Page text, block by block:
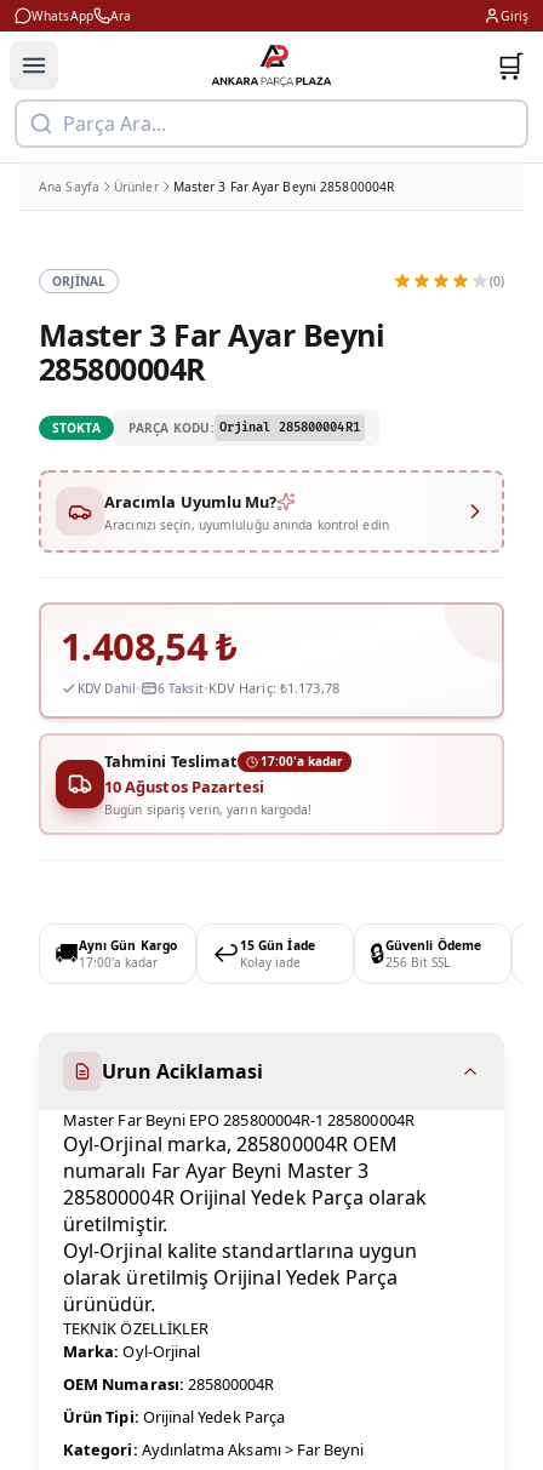
WhatsApp Ara Giriş
🛒
Parça Ara...
Ana Sayfa Ürünler Master 3 Far Ayar Beyni 285800004R
ORJINAL (0)
Master 3 Far Ayar Beyni
285800004R
STOKTA PARÇA KODU: Orjinal 285800004R1
Aracımla Uyumlu Mu?
Aracınızı seçin, uyumluluğu anında kontrol edin
1.408,54₺
KDV Dahil 6 Taksit KDV Hariç: ₺1.173,78
Tahmini Teslimat 17:00'a kadar
10 Ağustos Pazartesi
Bugün sipariş verin, yarın kargoda!
🚚Aynı Gün Kargo
17:00'a kadar
↩️15 Gün İade
Kolay iade
🔒Güvenli Ödeme
256 Bit SSL
Urun Aciklamasi
Master Far Beyni EPO 285800004R-1 285800004R
Oyl-Orjinal marka, 285800004R OEM
numaralı Far Ayar Beyni Master 3
285800004R Orijinal Yedek Parça olarak
üretilmiştir.
Oyl-Orjinal kalite standartlarına uygun
olarak üretilmiş Orijinal Yedek Parça
ürünüdür.
TEKNİK ÖZELLİKLER
Marka: Oyl-Orjinal
OEM Numarası: 285800004R
Ürün Tipi: Orijinal Yedek Parça
Kategori: Aydınlatma Aksamı > Far Beyni